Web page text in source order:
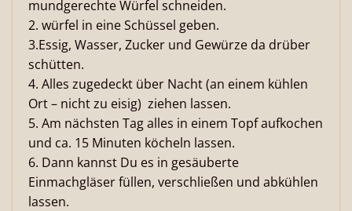
mundgerechte Würfel schneiden.
2. würfel in eine Schüssel geben.
3.Essig, Wasser, Zucker und Gewürze da drüber
schütten.
4. Alles zugedeckt über Nacht (an einem kühlen
Ort – nicht zu eisig) ziehen lassen.
5. Am nächsten Tag alles in einem Topf aufkochen
und ca. 15 Minuten köcheln lassen.
6. Dann kannst Du es in gesäuberte
Einmachgläser füllen, verschließen und abkühlen
lassen.